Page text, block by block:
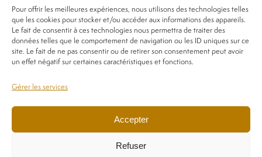
Pour offrir les meilleures expériences, nous utilisons des technologies telles
que les cookies pour stocker et/ou accéder aux informations des appareils.
Le fait de consentir à ces technologies nous permettra de traiter des
données telles que le comportement de navigation ou les ID uniques sur ce
site. Le fait de ne pas consentir ou de retirer son consentement peut avoir
un effet négatif sur certaines caractéristiques et fonctions.
Gérer les services
Accepter
Refuser
Les Années Fleurs Wedding
Les Années Fleurs